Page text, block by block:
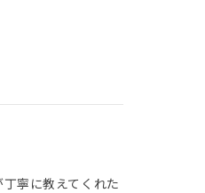
寧に教えてくれた